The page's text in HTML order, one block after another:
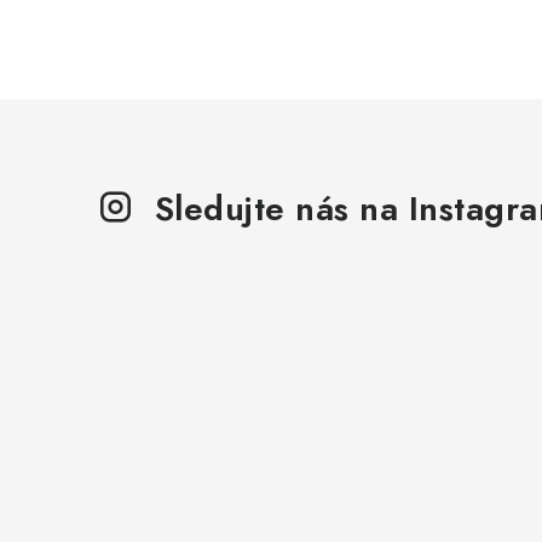
Sledujte nás na